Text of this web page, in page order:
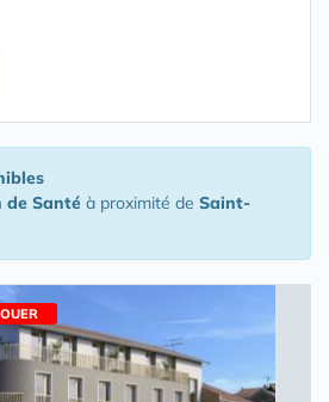
de Santé à proximité de Saint-